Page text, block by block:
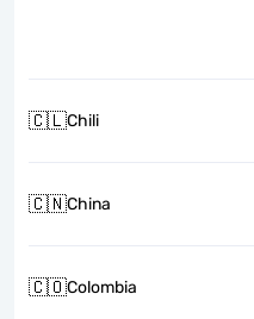
🇨🇱Chili
🇨🇳China
🇨🇴Colombia